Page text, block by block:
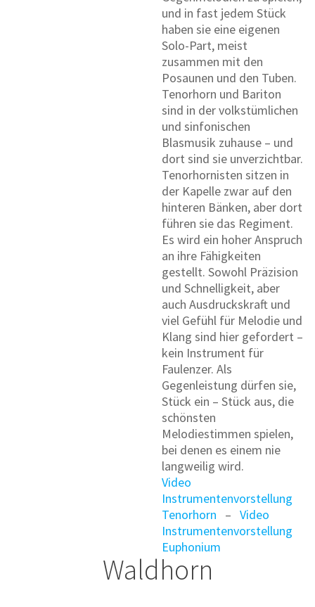
und in fast jedem Stück
haben sie eine eigenen
Solo-Part, meist
zusammen mit den
Posaunen und den Tuben.
Tenorhorn und Bariton
sind in der volkstümlichen
und sinfonischen
Blasmusik zuhause – und
dort sind sie unverzichtbar.
Tenorhornisten sitzen in
der Kapelle zwar auf den
hinteren Bänken, aber dort
führen sie das Regiment.
Es wird ein hoher Anspruch
an ihre Fähigkeiten
gestellt. Sowohl Präzision
und Schnelligkeit, aber
auch Ausdruckskraft und
viel Gefühl für Melodie und
Klang sind hier gefordert –
kein Instrument für
Faulenzer. Als
Gegenleistung dürfen sie,
Stück ein – Stück aus, die
schönsten
Melodiestimmen spielen,
bei denen es einem nie
langweilig wird.
Video
Instrumentenvorstellung
Tenorhorn – Video
Instrumentenvorstellung
Euphonium
Waldhorn